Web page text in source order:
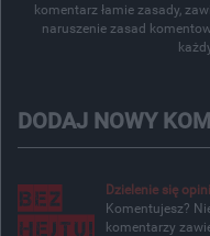
komentarz łamie zasady,
naruszenie zasad
DODAJ NOWY
Dzielenie się
Komentujesz?
komentarzy